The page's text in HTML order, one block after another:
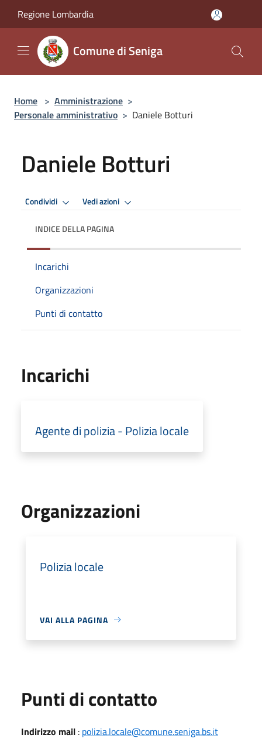
Regione Lombardia
Comune di Seniga
Home > Amministrazione >
Personale amministrativo > Daniele Botturi
Daniele Botturi
Condividi Vedi azioni
INDICE DELLA PAGINA
Incarichi
Organizzazioni
Punti di contatto
Incarichi
Agente di polizia - Polizia locale
Organizzazioni
Polizia locale
VAI ALLA PAGINA
Punti di contatto
Indirizzo mail : polizia.locale@comune.seniga.bs.it